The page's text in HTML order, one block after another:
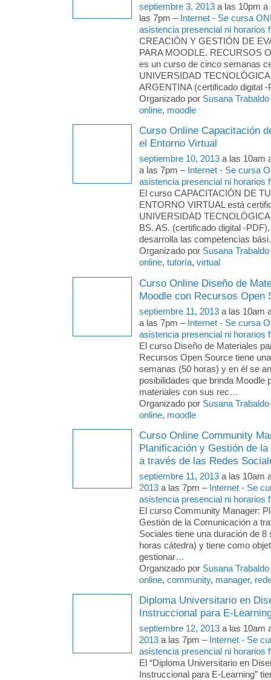
septiembre 3, 2013 a las 10pm a
las 7pm – Internet - Se cursa
asistencia presencial ni horarios
CREACIÓN Y GESTIÓN DE
PARA MOODLE. RECURSOS
es un curso de cinco semanas
UNIVERSIDAD
ARGENTINA (certificado digital -
Organizado por Susana Trabaldo
online, moodle
Curso Online Capacitación
el Entorno Virtual
septiembre 10, 2013 a las 10am
a las 7pm – Internet - Se cursa
asistencia presencial ni horarios
El curso CAPACITACIÓN DE
ENTORNO VIRTUAL está
UNIVERSIDAD
BS. AS. (certificado digital -
desarrolla las competencias bási
Organizado por Susana Trabaldo
online, tutoría, virtual
Curso Online Diseño de
Moodle con Recursos Open
septiembre 11, 2013 a las 10am
a las 7pm – Internet - Se cursa
asistencia presencial ni horarios
El curso Diseño de Materiales
Recursos Open Source tiene
semanas (50 horas) y en él se
posibilidades que brinda Moodle
materiales con sus rec…
Organizado por Susana Trabaldo
online, moodle
Curso Online Community
Planificación y Gestión de
a través de las Redes
septiembre 11, 2013 a las 10am
2013 a las 7pm – Internet - Se
asistencia presencial ni horarios
El curso Community Manager:
Gestión de la Comunicación a
Sociales tiene una duración de 8
horas cátedra) y tiene como
gestionar…
Organizado por Susana Trabaldo
online, community, manager,
Diploma Universitario en
Instruccional para E-
septiembre 12, 2013 a las 10am
2013 a las 7pm – Internet - Se
asistencia presencial ni horarios
El “Diploma Universitario en
Instruccional para E-Learning”